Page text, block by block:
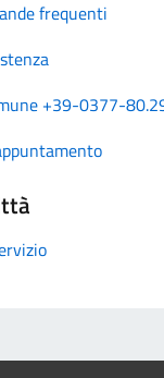
frequenti
+39-0377-